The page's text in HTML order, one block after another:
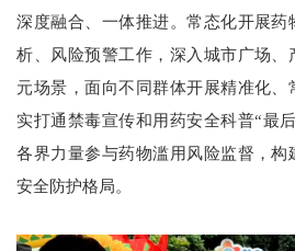
深度融合、一体推进。常态化开展药
析、风险预警工作，深入城市广场、
元场景，面向不同群体开展精准化
实打通禁毒宣传和用药安全科普“最
各界力量参与药物滥用风险监督，构
安全防护格局。